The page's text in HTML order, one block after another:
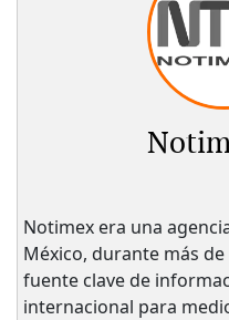
Notimex era una
México, durante más
fuente clave de
internacional para